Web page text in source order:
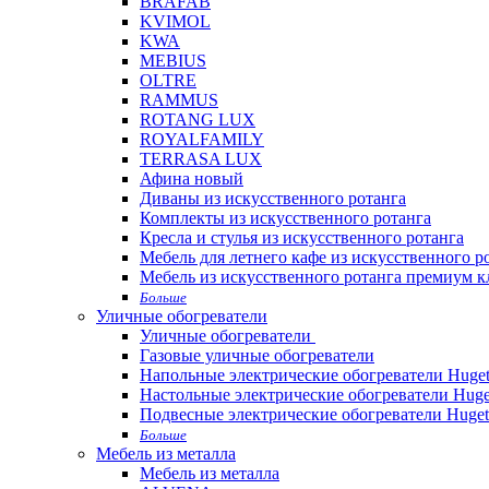
KVIMOL
KWA
MEBIUS
OLTRE
RAMMUS
ROTANG LUX
ROYALFAMILY
TERRASA LUX
Афина новый
Диваны из искусственного ротанга
Комплекты из искусственного ротанга
Кресла и стулья из искусственного ротанга
Мебель для летнего кафе из искусственного
Мебель из искусственного ротанга премиум
Больше
Уличные обогреватели
Уличные обогреватели
Газовые уличные обогреватели
Напольные электрические обогреватели
Настольные электрические обогреватели
Подвесные электрические обогреватели
Больше
Мебель из металла
Мебель из металла